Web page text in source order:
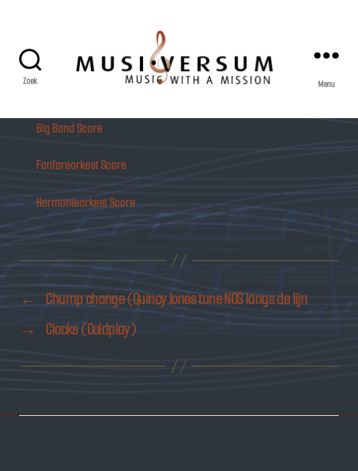
Zoek Menu
Big Band Score
Fanfareorkest Score
Harmonieorkest Score
←
Chump change (Quincy Jones tune NOS langs de lijn
→
Clocks (Coldplay)